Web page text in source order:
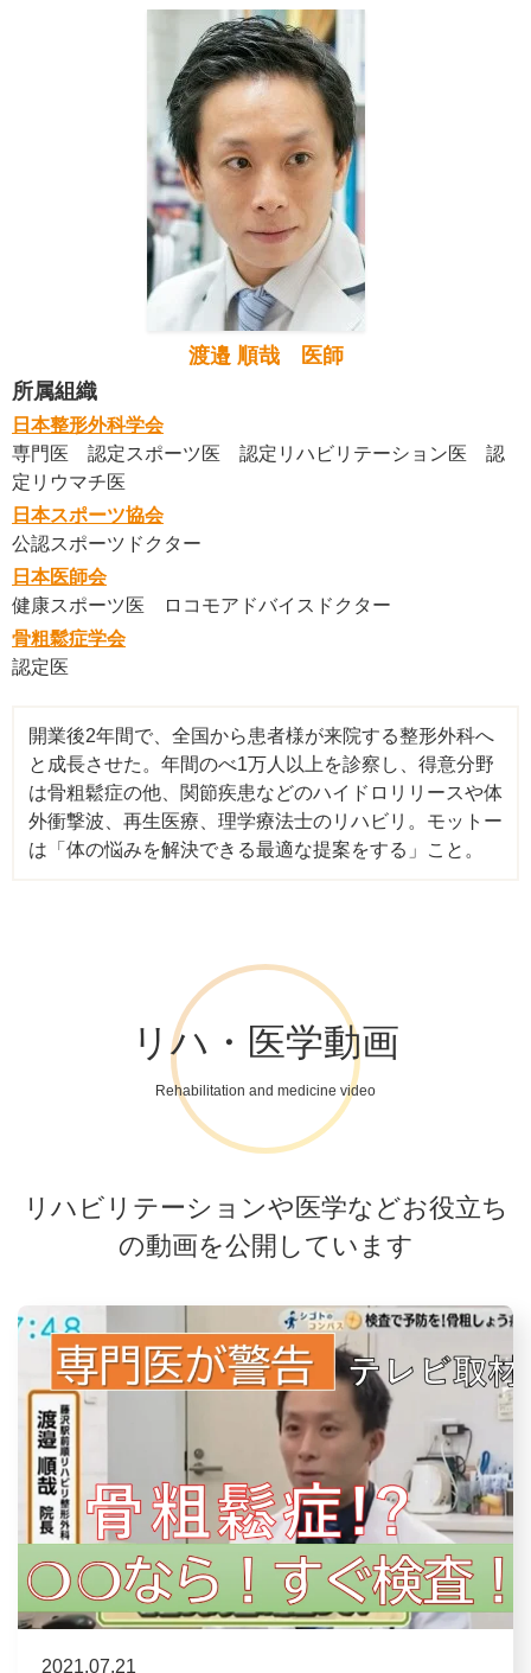
渡邉 順哉 医師
所属組織
日本整形外科学会
専門医 認定スポーツ医 認定リハビリテーション医 認
定リウマチ医
日本スポーツ協会
公認スポーツドクター
日本医師会
健康スポーツ医 ロコモアドバイスドクター
骨粗鬆症学会
認定医
開業後2年間で、全国から患者様が来院する整形外科へ
と成長させた。年間のべ1万人以上を診察し、得意分野
は骨粗鬆症の他、関節疾患などのハイドロリリースや体
外衝撃波、再生医療、理学療法士のリハビリ。モットー
は「体の悩みを解決できる最適な提案をする」こと。
リハ・医学動画
Rehabilitation and medicine video
リハビリテーションや医学などお役立ち
の動画を公開しています
2021.07.21